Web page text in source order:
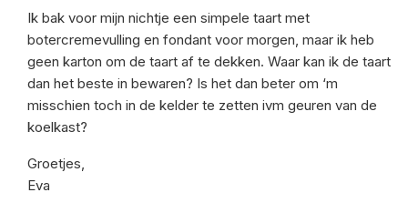
Ik bak voor mijn nichtje een simpele taart met
botercremevulling en fondant voor morgen, maar ik heb
geen karton om de taart af te dekken. Waar kan ik de taart
dan het beste in bewaren? Is het dan beter om ‘m
misschien toch in de kelder te zetten ivm geuren van de
koelkast?
Groetjes,
Eva